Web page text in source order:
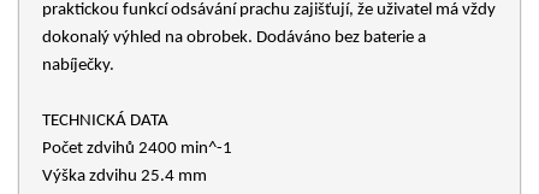
praktickou funkcí odsávání prachu zajišťují, že uživatel má vždy
dokonalý výhled na obrobek. Dodáváno bez baterie a
nabíječky.
TECHNICKÁ DATA
Počet zdvihů 2400 min^-1
Výška zdvihu 25.4 mm